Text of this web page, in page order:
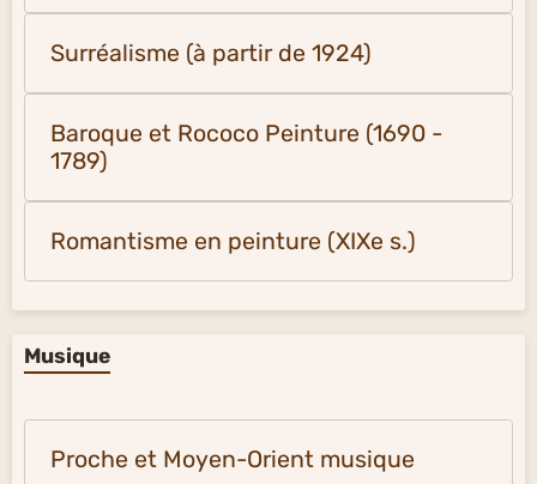
Surréalisme (à partir de 1924)
Baroque et Rococo Peinture (1690 -
1789)
Romantisme en peinture (XIXe s.)
Musique
Proche et Moyen-Orient musique